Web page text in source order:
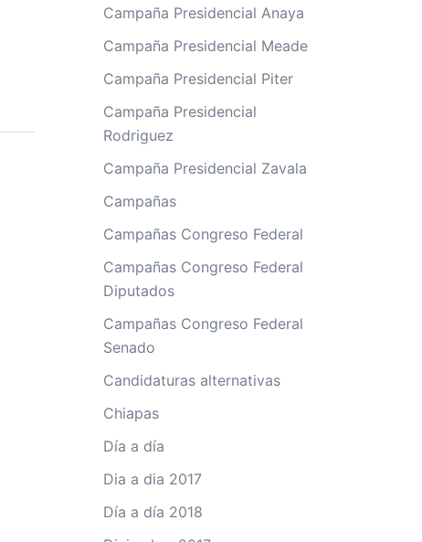
Campaña Presidencial Anaya
Campaña Presidencial Meade
Campaña Presidencial Piter
Campaña Presidencial
Rodriguez
Campaña Presidencial Zavala
Campañas
Campañas Congreso Federal
Campañas Congreso Federal
Diputados
Campañas Congreso Federal
Senado
Candidaturas alternativas
Chiapas
Día a día
Dia a dia 2017
Día a día 2018